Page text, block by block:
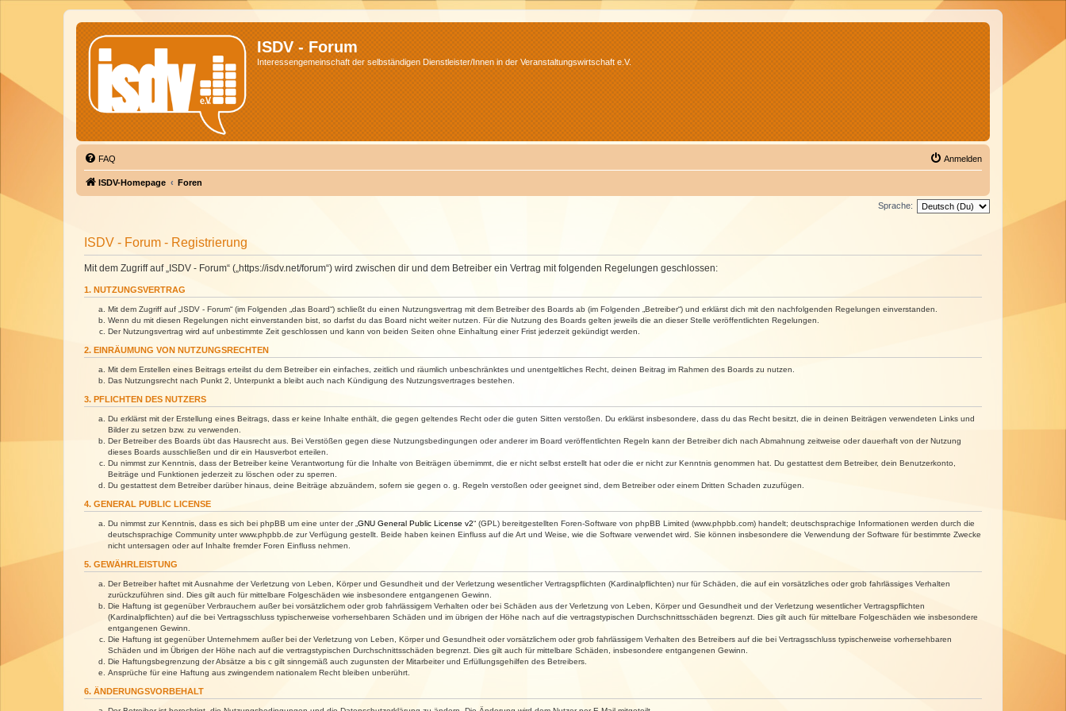
ISDV - Forum
Interessengemeinschaft der selbständigen Dienstleister/Innen in der Veranstaltungswirtschaft e.V.
FAQ Anmelden
ISDV-Homepage Foren
Sprache:
ISDV - Forum - Registrierung
Mit dem Zugriff auf „ISDV - Forum“ („https://isdv.net/forum“) wird zwischen dir und dem Betreiber ein Vertrag mit folgenden Regelungen geschlossen:
1. NUTZUNGSVERTRAG
Mit dem Zugriff auf „ISDV - Forum“ (im Folgenden „das Board“) schließt du einen Nutzungsvertrag mit dem Betreiber des Boards ab (im Folgenden „Betreiber“) und erklärst dich mit den nachfolgenden Regelungen einverstanden.
Wenn du mit diesen Regelungen nicht einverstanden bist, so darfst du das Board nicht weiter nutzen. Für die Nutzung des Boards gelten jeweils die an dieser Stelle veröffentlichten Regelungen.
Der Nutzungsvertrag wird auf unbestimmte Zeit geschlossen und kann von beiden Seiten ohne Einhaltung einer Frist jederzeit gekündigt werden.
2. EINRÄUMUNG VON NUTZUNGSRECHTEN
Mit dem Erstellen eines Beitrags erteilst du dem Betreiber ein einfaches, zeitlich und räumlich unbeschränktes und unentgeltliches Recht, deinen Beitrag im Rahmen des Boards zu nutzen.
Das Nutzungsrecht nach Punkt 2, Unterpunkt a bleibt auch nach Kündigung des Nutzungsvertrages bestehen.
3. PFLICHTEN DES NUTZERS
Du erklärst mit der Erstellung eines Beitrags, dass er keine Inhalte enthält, die gegen geltendes Recht oder die guten Sitten verstoßen. Du erklärst insbesondere, dass du das Recht besitzt, die in deinen Beiträgen verwendeten Links und
Bilder zu setzen bzw. zu verwenden.
Der Betreiber des Boards übt das Hausrecht aus. Bei Verstößen gegen diese Nutzungsbedingungen oder anderer im Board veröffentlichten Regeln kann der Betreiber dich nach Abmahnung zeitweise oder dauerhaft von der Nutzung
dieses Boards ausschließen und dir ein Hausverbot erteilen.
Du nimmst zur Kenntnis, dass der Betreiber keine Verantwortung für die Inhalte von Beiträgen übernimmt, die er nicht selbst erstellt hat oder die er nicht zur Kenntnis genommen hat. Du gestattest dem Betreiber, dein Benutzerkonto,
Beiträge und Funktionen jederzeit zu löschen oder zu sperren.
Du gestattest dem Betreiber darüber hinaus, deine Beiträge abzuändern, sofern sie gegen o. g. Regeln verstoßen oder geeignet sind, dem Betreiber oder einem Dritten Schaden zuzufügen.
4. GENERAL PUBLIC LICENSE
Du nimmst zur Kenntnis, dass es sich bei phpBB um eine unter der „ GNU General Public License v2“ (GPL) bereitgestellten Foren-Software von phpBB Limited (www.phpbb.com) handelt; deutschsprachige Informationen werden durch die
deutschsprachige Community unter www.phpbb.de zur Verfügung gestellt. Beide haben keinen Einfluss auf die Art und Weise, wie die Software verwendet wird. Sie können insbesondere die Verwendung der Software für bestimmte Zwecke
nicht untersagen oder auf Inhalte fremder Foren Einfluss nehmen.
5. GEWÄHRLEISTUNG
Der Betreiber haftet mit Ausnahme der Verletzung von Leben, Körper und Gesundheit und der Verletzung wesentlicher Vertragspflichten (Kardinalpflichten) nur für Schäden, die auf ein vorsätzliches oder grob fahrlässiges Verhalten
zurückzuführen sind. Dies gilt auch für mittelbare Folgeschäden wie insbesondere entgangenen Gewinn.
Die Haftung ist gegenüber Verbrauchern außer bei vorsätzlichem oder grob fahrlässigem Verhalten oder bei Schäden aus der Verletzung von Leben, Körper und Gesundheit und der Verletzung wesentlicher Vertragspflichten
(Kardinalpflichten) auf die bei Vertragsschluss typischerweise vorhersehbaren Schäden und im übrigen der Höhe nach auf die vertragstypischen Durchschnittsschäden begrenzt. Dies gilt auch für mittelbare Folgeschäden wie insbesondere
entgangenen Gewinn.
Die Haftung ist gegenüber Unternehmern außer bei der Verletzung von Leben, Körper und Gesundheit oder vorsätzlichem oder grob fahrlässigem Verhalten des Betreibers auf die bei Vertragsschluss typischerweise vorhersehbaren
Schäden und im Übrigen der Höhe nach auf die vertragstypischen Durchschnittsschäden begrenzt. Dies gilt auch für mittelbare Schäden, insbesondere entgangenen Gewinn.
Die Haftungsbegrenzung der Absätze a bis c gilt sinngemäß auch zugunsten der Mitarbeiter und Erfüllungsgehilfen des Betreibers.
Ansprüche für eine Haftung aus zwingendem nationalem Recht bleiben unberührt.
6. ÄNDERUNGSVORBEHALT